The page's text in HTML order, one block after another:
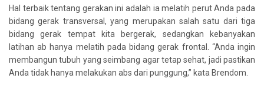
Hal terbaik tentang gerakan ini adalah ia melatih perut Anda pada
bidang gerak transversal, yang merupakan salah satu dari tiga
bidang gerak tempat kita bergerak, sedangkan kebanyakan
latihan ab hanya melatih pada bidang gerak frontal. “Anda ingin
membangun tubuh yang seimbang agar tetap sehat, jadi pastikan
Anda tidak hanya melakukan abs dari punggung,” kata Brendom.